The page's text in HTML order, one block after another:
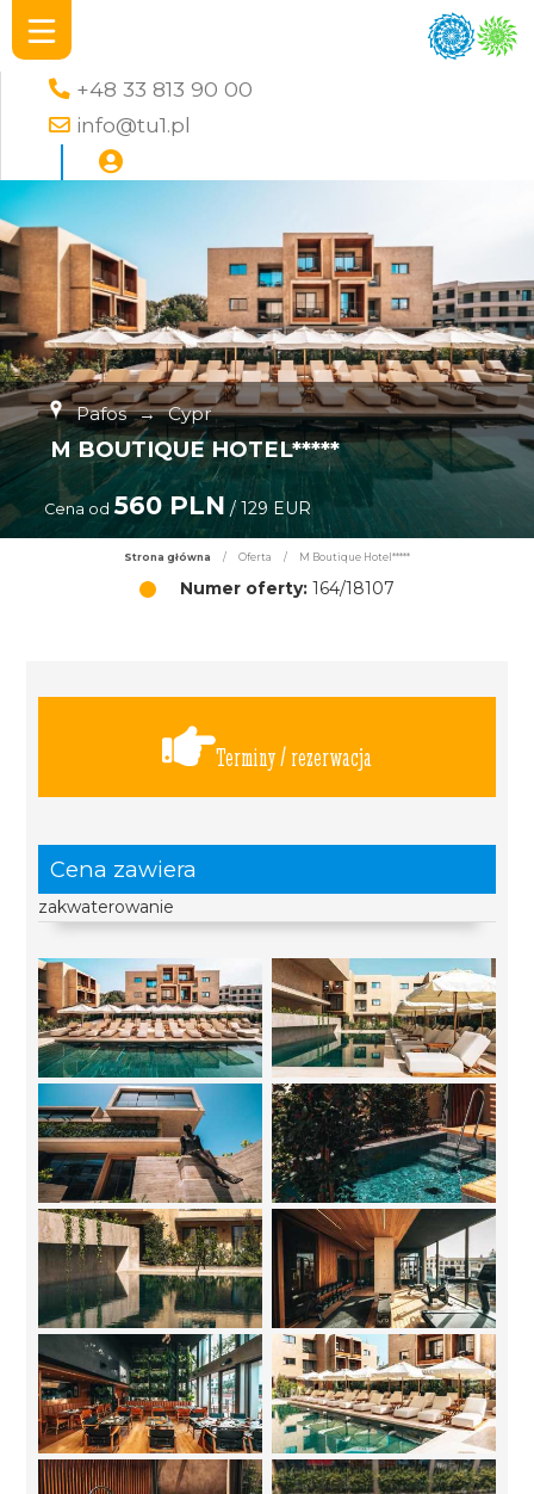
+48 33 813 90 00
info@tu1.pl
Pafos → Cypr
M BOUTIQUE HOTEL*****
Cena od 560 PLN / 129 EUR
Strona główna / Oferta / M Boutique Hotel*****
Numer oferty: 164/18107
Terminy / rezerwacja
Cena zawiera
zakwaterowanie